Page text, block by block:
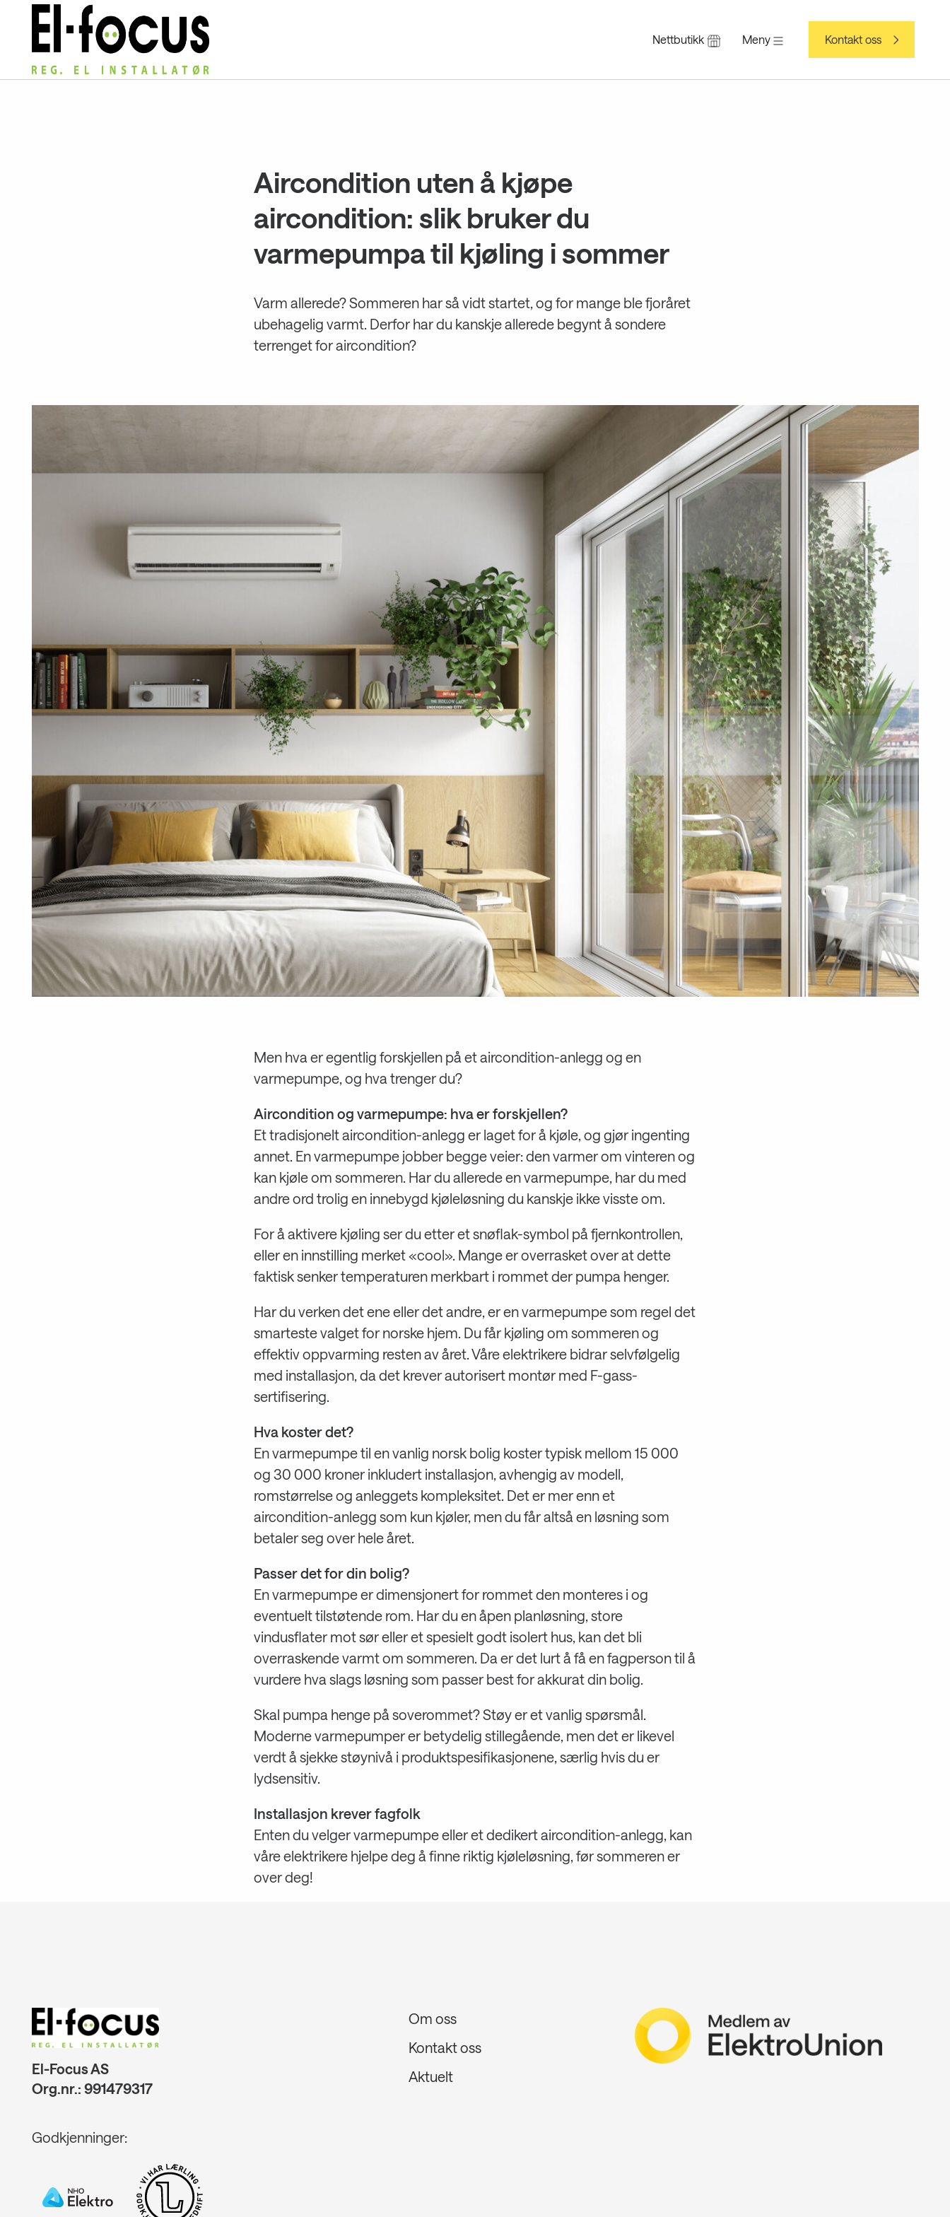
Gå
til
Nettbutikk Meny Kontakt oss
Aircondition uten å kjøpe
aircondition: slik bruker du
varmepumpa til kjøling i sommer
Varm allerede? Sommeren har så vidt startet, og for mange ble fjoråret
ubehagelig varmt. Derfor har du kanskje allerede begynt å sondere
terrenget for aircondition?
Men hva er egentlig forskjellen på et aircondition-anlegg og en
varmepumpe, og hva trenger du?
Aircondition og varmepumpe: hva er forskjellen?
Et tradisjonelt aircondition-anlegg er laget for å kjøle, og gjør ingenting
annet. En varmepumpe jobber begge veier: den varmer om vinteren og
kan kjøle om sommeren. Har du allerede en varmepumpe, har du med
andre ord trolig en innebygd kjøleløsning du kanskje ikke visste om.
For å aktivere kjøling ser du etter et snøflak-symbol på fjernkontrollen,
eller en innstilling merket «cool». Mange er overrasket over at dette
faktisk senker temperaturen merkbart i rommet der pumpa henger.
Har du verken det ene eller det andre, er en varmepumpe som regel det
smarteste valget for norske hjem. Du får kjøling om sommeren og
effektiv oppvarming resten av året. Våre elektrikere bidrar selvfølgelig
med installasjon, da det krever autorisert montør med F-gass-
sertifisering.
Hva koster det?
En varmepumpe til en vanlig norsk bolig koster typisk mellom 15 000
og 30 000 kroner inkludert installasjon, avhengig av modell,
romstørrelse og anleggets kompleksitet. Det er mer enn et
aircondition-anlegg som kun kjøler, men du får altså en løsning som
betaler seg over hele året.
Passer det for din bolig?
En varmepumpe er dimensjonert for rommet den monteres i og
eventuelt tilstøtende rom. Har du en åpen planløsning, store
vindusflater mot sør eller et spesielt godt isolert hus, kan det bli
overraskende varmt om sommeren. Da er det lurt å få en fagperson til å
vurdere hva slags løsning som passer best for akkurat din bolig.
Skal pumpa henge på soverommet? Støy er et vanlig spørsmål.
Moderne varmepumper er betydelig stillegående, men det er likevel
verdt å sjekke støynivå i produktspesifikasjonene, særlig hvis du er
lydsensitiv.
Installasjon krever fagfolk
Enten du velger varmepumpe eller et dedikert aircondition-anlegg, kan
våre elektrikere hjelpe deg å finne riktig kjøleløsning, før sommeren er
over deg!
El-Focus AS
Org.nr.: 991479317
Om oss
Kontakt oss
Aktuelt
Godkjenninger: